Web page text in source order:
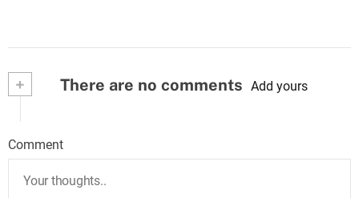
+ There are no comments Add yours
Comment